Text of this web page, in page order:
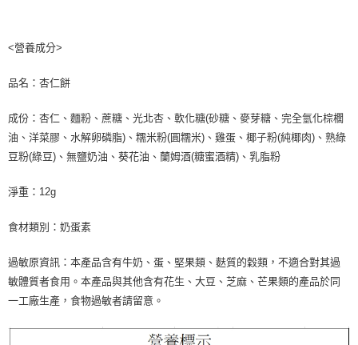
<營養成分>
品名：杏仁餅
成份：杏仁、麵粉、蔗糖、光北杏、軟化糖(砂糖、麥芽糖、完全氫化棕櫚
油、洋菜膠、水解卵磷脂)、糯米粉(圓糯米)、雞蛋、椰子粉(純椰肉)、熟綠
豆粉(綠豆)、無鹽奶油、葵花油、蘭姆酒(糖蜜酒精)、乳脂粉
淨重：12g
食材類別：奶蛋素
過敏原資訊：本產品含有牛奶、蛋、堅果類、麩質的穀類，不適合對其過
敏體質者食用。本產品與其他含有花生、大豆、芝麻、芒果類的產品於同
一工廠生產，食物過敏者請留意。